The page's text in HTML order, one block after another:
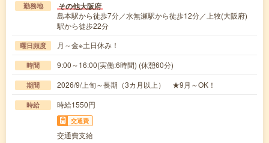
勤務地 その他大阪府
島本駅から徒歩7分／水無瀬駅から徒歩12分／上牧(大阪府)
駅から徒歩22分
曜日頻度 月～金※土日休み！
時間 9:00～16:00(実働:6時間) (休憩60分)
期間 2026/9/上旬～長期（3カ月以上） ★9月～OK！
時給 時給1550円
交通費
交通費支給